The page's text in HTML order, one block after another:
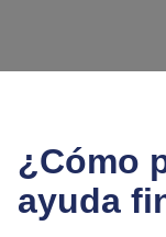
¿Cómo
ayuda